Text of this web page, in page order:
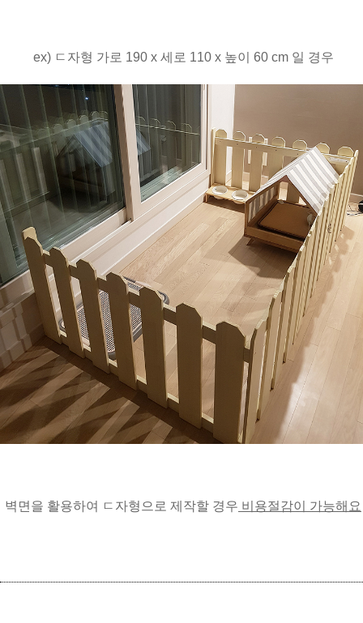
ex) ㄷ자형 가로 190 x 세로 110 x 높이 60 cm 일 경우
벽면을 활용하여 ㄷ자형으로 제작할 경우 비용절감이 가능해요